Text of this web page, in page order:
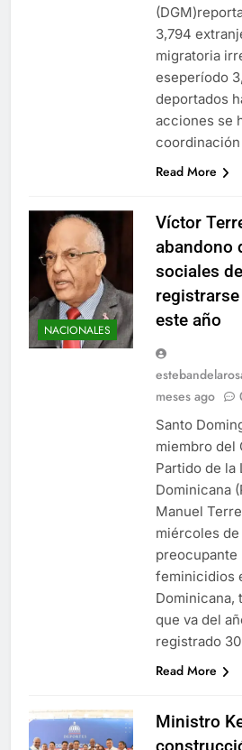
3,794
migratoria
eseperíodo
deportados
acciones se
Read More
NACIONALES
Víctor
abandono
sociales
este año
meses ago
Santo
miembro del
Partido de la
Dominicana
Manuel
miércoles
preocupante
feminicidios
Dominicana,
que va del
registrado
Read More
Ministro